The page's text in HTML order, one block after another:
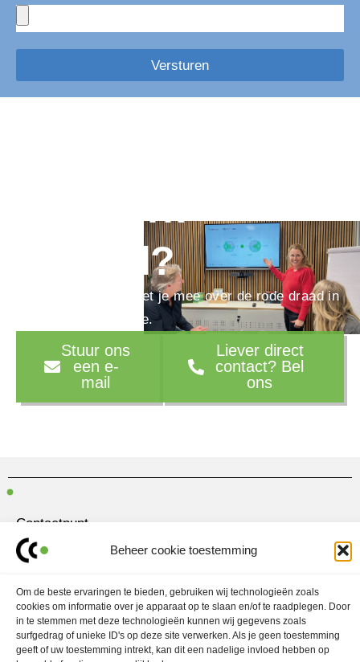
Beheer cookie toestemming
Om de beste ervaringen te bieden, gebruiken wij technologieën zoals
cookies om informatie over je apparaat op te slaan en/of te raadplegen. Door
in te stemmen met deze technologieën kunnen wij gegevens zoals
surfgedrag of unieke ID's op deze site verwerken. Als je geen toestemming
geeft of uw toestemming intrekt, kan dit een nadelige invloed hebben op
Versturen
ijzersterk
verhaal?
We denken graag met je mee over de rode draad in
je marketingstrategie.
Stuur ons
een e-
mail
Liever direct
contact? Bel
ons
Contactpunt
Amersfoortseweg 28
3751 LK Bunschoten-Spakenburg
030 700 97 63
contact@ubo.agency
L
I
n